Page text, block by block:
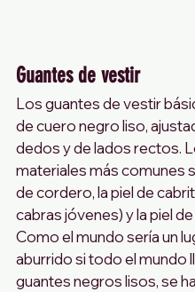
Guantes de vestir
Los guantes de vestir
de cuero negro liso,
dedos y de lados rectos.
materiales más comunes
de cordero, la piel de
cabras jóvenes) y la piel
Como el mundo sería un
aburrido si todo el mundo
guantes negros lisos, se